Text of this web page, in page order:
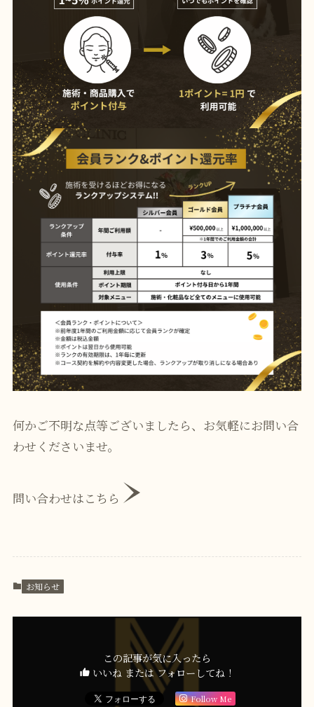
何かご不明な点等ございましたら、お気軽にお問い合
わせくださいませ。
問い合わせはこちら
お知らせ
この記事が気に入ったら
いいね または フォローしてね！
Follow Me